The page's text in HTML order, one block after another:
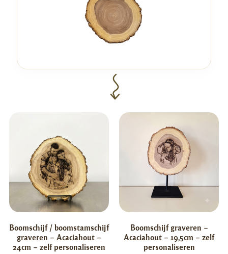
Boomschijf / boomstamschijf
graveren – Acaciahout –
24cm – zelf personaliseren
Boomschijf graveren –
Acaciahout – 19,5cm – zelf
personaliseren